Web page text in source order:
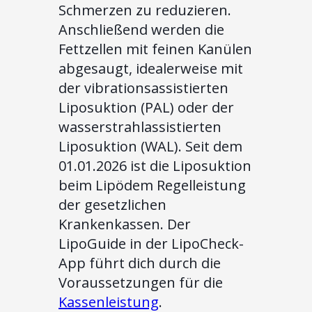
Schmerzen zu reduzieren.
Anschließend werden die
Fettzellen mit feinen Kanülen
abgesaugt, idealerweise mit
der vibrationsassistierten
Liposuktion (PAL) oder der
wasserstrahlassistierten
Liposuktion (WAL). Seit dem
01.01.2026 ist die Liposuktion
beim Lipödem Regelleistung
der gesetzlichen
Krankenkassen. Der
LipoGuide in der LipoCheck-
App führt dich durch die
Voraussetzungen für die
Kassenleistung.